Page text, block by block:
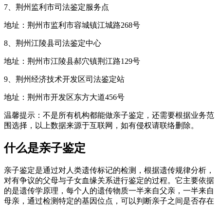
7、荆州监利市司法鉴定服务点
地址：荆州市监利市容城镇江城路268号
8、荆州江陵县司法鉴定中心
地址：荆州市江陵县郝穴镇荆江路129号
9、荆州经济技术开发区司法鉴定站
地址：荆州市开发区东方大道456号
温馨提示：不是所有机构都能做亲子鉴定，还需要根据业务范
围选择，以上数据来源于互联网，如有侵权请联络删除。
什么是亲子鉴定
亲子鉴定是通过对人类遗传标记的检测，根据遗传规律分析，
对有争议的父母与子女血缘关系进行鉴定的过程。它主要依据
的是遗传学原理，每个人的遗传物质一半来自父亲，一半来自
母亲，通过检测特定的基因位点，可以判断亲子之间是否存在